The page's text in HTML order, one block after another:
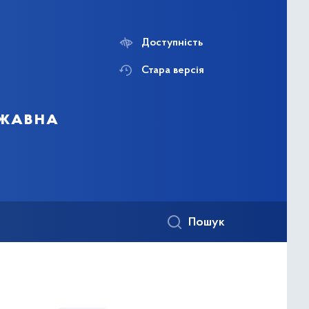
Доступність
Стара версія
Пошук